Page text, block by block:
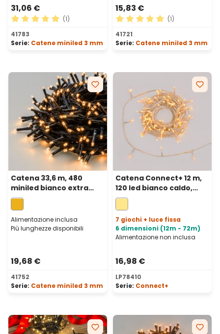
31,06 €
Valutazione media di 5 su 5 stelle
(1)
41783
Serie: Catene miniled 3 mm
15,83 €
Valutazione media di 5 su
(1)
41721
Serie: Catene miniled 3 mm
Catena 33,6 m, 480
miniled bianco extra
caldo, cavo verde
Alimentazione inclusa
Più lunghezze disponibili
19,68 €
41752
Serie: Catene miniled 3 mm
Catena Connect+ 12 m,
120 led bianco caldo,
cavo trasparente,
prolungabile
7 giochi + luce fissa
6 dimensioni (12m - 72m)
Alimentazione non inclusa
16,98 €
LP78410
Serie: Connect+